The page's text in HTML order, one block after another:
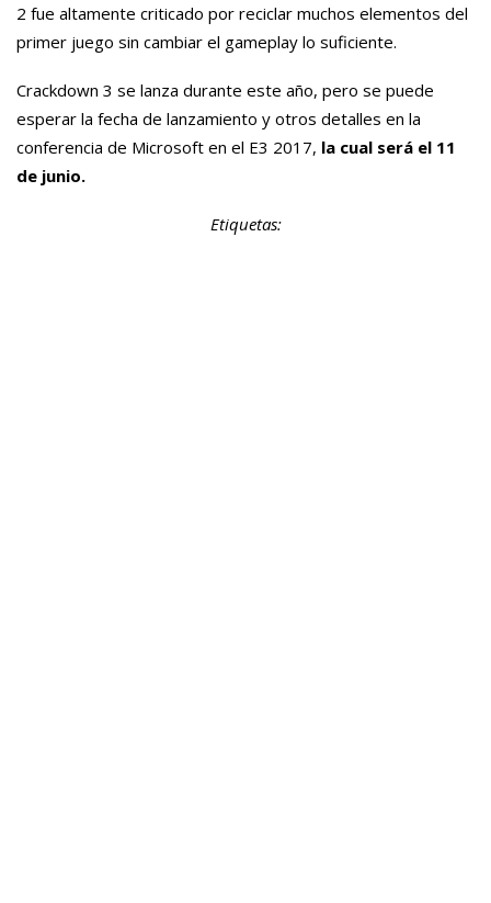
2 fue altamente criticado por reciclar muchos elementos del
primer juego sin cambiar el gameplay lo suficiente.
Crackdown 3 se lanza durante este año, pero se puede
esperar la fecha de lanzamiento y otros detalles en la
conferencia de Microsoft en el E3 2017, la cual será el 11
de junio.
Etiquetas: